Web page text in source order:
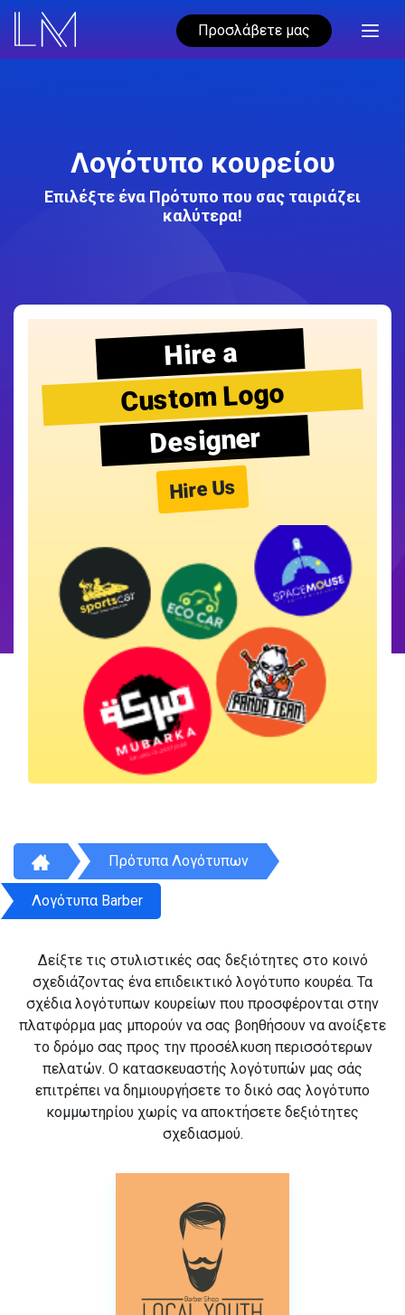
Προσλάβετε μας
Λογότυπο κουρείου
Επιλέξτε ένα Πρότυπο που σας ταιριάζει
καλύτερα!
Hire a
Custom Logo
Designer
Hire Us
Πρότυπα Λογότυπων
Λογότυπα Barber
Δείξτε τις στυλιστικές σας δεξιότητες στο κοινό
σχεδιάζοντας ένα επιδεικτικό λογότυπο κουρέα. Τα
σχέδια λογότυπων κουρείων που προσφέρονται στην
πλατφόρμα μας μπορούν να σας βοηθήσουν να ανοίξετε
το δρόμο σας προς την προσέλκυση περισσότερων
πελατών. Ο κατασκευαστής λογότυπών μας σάς
επιτρέπει να δημιουργήσετε το δικό σας λογότυπο
κομμωτηρίου χωρίς να αποκτήσετε δεξιότητες
σχεδιασμού.